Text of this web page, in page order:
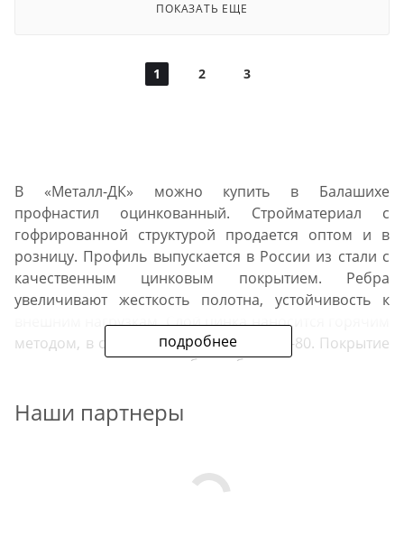
ПОКАЗАТЬ ЕЩЕ
1 2 3
подробнее
В «Металл-ДК» можно купить в Балашихе
профнастил оцинкованный. Стройматериал с
гофрированной структурой продается оптом и в
розницу. Профиль выпускается в России из стали с
качественным цинковым покрытием. Ребра
увеличивают жесткость полотна, устойчивость к
внешним нагрузкам. Слой цинка наносится горячим
методом, в соответствии с ГОСТ 14918-80. Покрытие
продлевает срок службы, обеспечивает защиту
воздействием осадков. Преимущество листа
оцинкованного — более низкая цена, чем
В нашей компании вы можете заказать материал
Наши партнеры